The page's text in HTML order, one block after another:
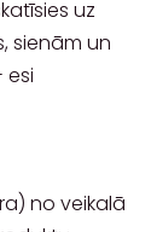
uz
sienām un
esi
no veikalā